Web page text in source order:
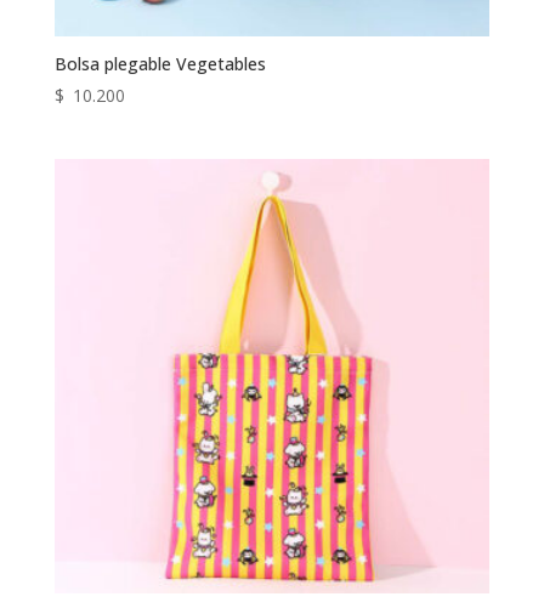
Bolsa plegable Vegetables
$ 10.200